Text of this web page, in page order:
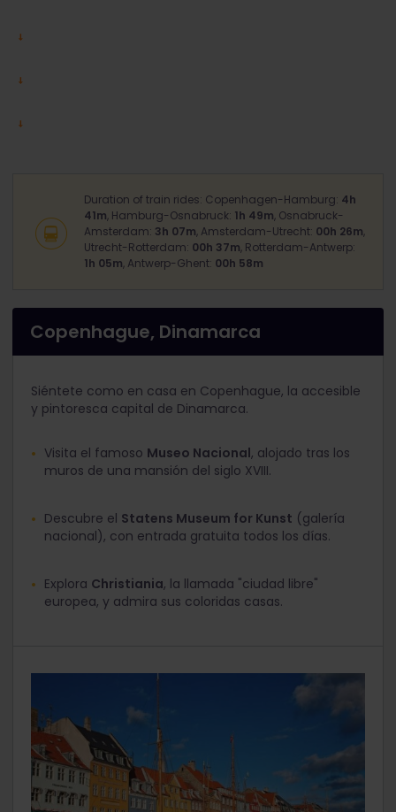
Duration of train rides: Copenhagen-Hamburg: 4h
41m, Hamburg-Osnabruck: 1h 49m, Osnabruck-
Amsterdam: 3h 07m, Amsterdam-Utrecht: 00h 26m,
Utrecht-Rotterdam: 00h 37m, Rotterdam-Antwerp:
1h 05m, Antwerp-Ghent: 00h 58m
Copenhague, Dinamarca
Siéntete como en casa en Copenhague, la accesible
y pintoresca capital de Dinamarca.
Visita el famoso Museo Nacional, alojado tras los
muros de una mansión del siglo XVIII.
Descubre el Statens Museum for Kunst (galería
nacional), con entrada gratuita todos los días.
Explora Christiania, la llamada "ciudad libre"
europea, y admira sus coloridas casas.